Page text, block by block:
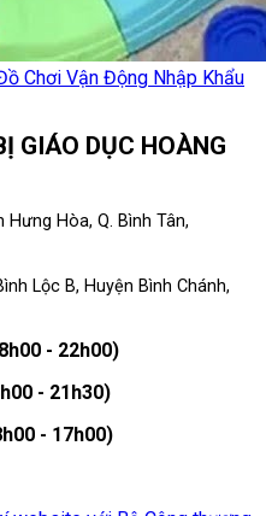
Chơi Vận Động Nhập Khẩu
GIÁO DỤC HOÀNG
Hòa, Q. Bình Tân,
Lộc B, Huyện Bình Chánh,
- 22h00)
- 21h30)
- 17h00)